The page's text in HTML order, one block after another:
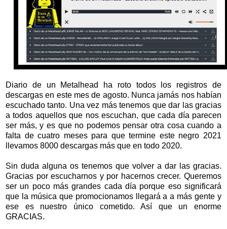
Diario de un Metalhead ha roto todos los registros de
descargas en este mes de agosto. Nunca jamás nos habían
escuchado tanto. Una vez más tenemos que dar las gracias
a todos aquellos que nos escuchan, que cada día parecen
ser más, y es que no podemos pensar otra cosa cuando a
falta de cuatro meses para que termine este negro 2021
llevamos 8000 descargas más que en todo 2020.
Sin duda alguna os tenemos que volver a dar las gracias.
Gracias por escucharnos y por hacernos crecer. Queremos
ser un poco más grandes cada día porque eso significará
que la música que promocionamos llegará a a más gente y
ese es nuestro único cometido. Así que un enorme
GRACIAS.